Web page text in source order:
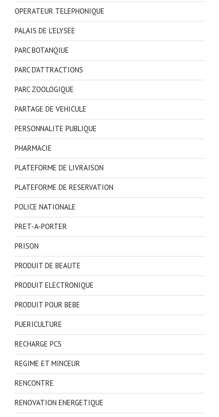
OPERATEUR TELEPHONIQUE
PALAIS DE L'ELYSEE
PARC BOTANQIUE
PARC D'ATTRACTIONS
PARC ZOOLOGIQUE
PARTAGE DE VEHICULE
PERSONNALITE PUBLIQUE
PHARMACIE
PLATEFORME DE LIVRAISON
PLATEFORME DE RESERVATION
POLICE NATIONALE
PRET-A-PORTER
PRISON
PRODUIT DE BEAUTE
PRODUIT ELECTRONIQUE
PRODUIT POUR BEBE
PUERICULTURE
RECHARGE PCS
REGIME ET MINCEUR
RENCONTRE
RENOVATION ENERGETIQUE